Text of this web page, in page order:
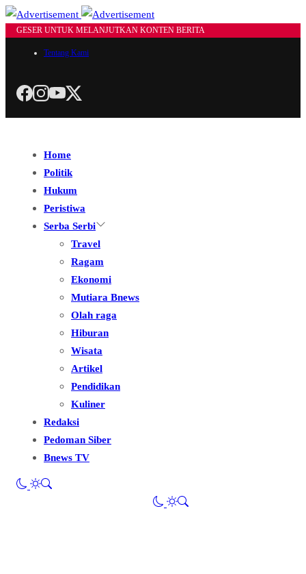
GESER UNTUK MELANJUTKAN KONTEN BERITA
Tentang Kami
Home
Politik
Hukum
Peristiwa
Serba Serbi
Travel
Ragam
Ekonomi
Mutiara Bnews
Olah raga
Hiburan
Wisata
Artikel
Pendidikan
Kuliner
Redaksi
Pedoman Siber
Bnews TV